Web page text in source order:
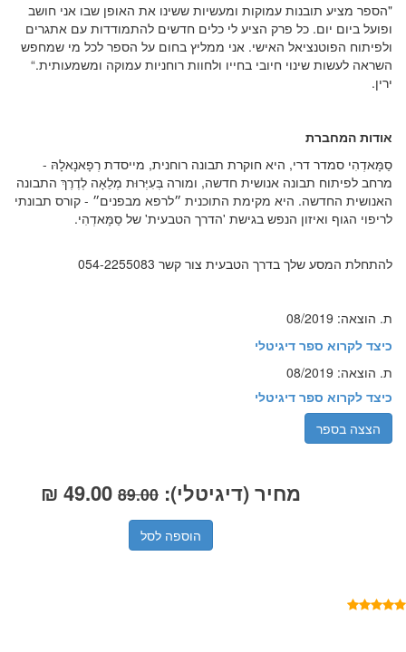
"הספר מציע תובנות עמוקות ומעשיות ששינו את האופן שבו אני חושב
ופועל ביום יום. כל פרק הציע לי כלים חדשים להתמודדות עם אתגרים
ולפיתוח הפוטנציאל האישי. אני ממליץ בחום על הספר לכל מי שמחפש
השראה לעשות שינוי חיובי בחייו ולחוות רוחניות עמוקה ומשמעותית.“
ירין.
אודות המחברת
סַמָּאדְהִי סמדר דרי, היא חוקרת תבונה רוחנית, מייסדת רְפָאנָאלָהּ -
מרחב לפיתוח תבונה אנושית חדשה, ומורה בְּעִיְּרוּת מְלֵאָה לְדֶרֶךְ התבונה
האנושית החדשה. היא מקימת התוכנית ״לרפא מבפנים״ - קורס תבונתי
לריפוי הגוף ואיזון הנפש בגישת 'הדרך הטבעית' של סַמָּאדְהִי.
להתחלת המסע שלך בדרך הטבעית צור קשר 054-2255083
ת. הוצאה: 08/2019
כיצד לקרוא ספר דיגיטלי
ת. הוצאה: 08/2019
כיצד לקרוא ספר דיגיטלי
מחיר (דיגיטלי): 89.00
49.00
₪